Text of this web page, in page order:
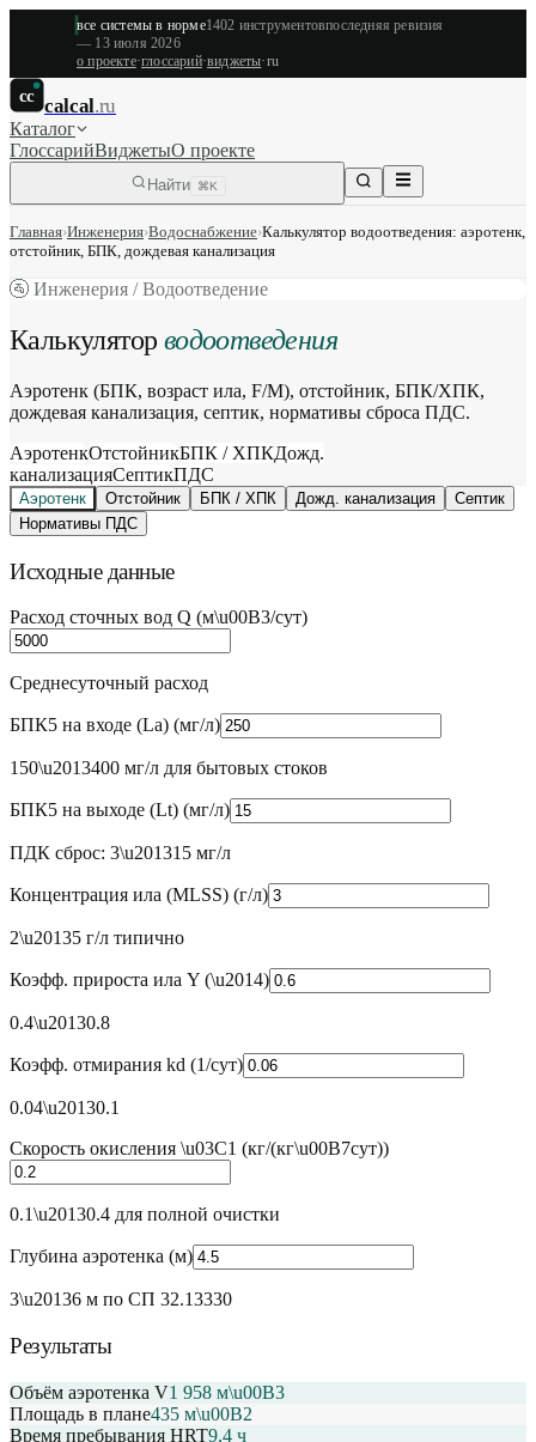
все системы в норме1402 инструментовпоследняя ревизия
— 13 июля 2026
о проекте·глоссарий·виджеты·ru
cc calcal.ru
Каталог
ГлоссарийВиджетыО проекте
Найти ⌘K
Главная›Инженерия›Водоснабжение›Калькулятор водоотведения: аэротенк,
отстойник, БПК, дождевая канализация
🚰 Инженерия / Водоотведение
Калькулятор водоотведения
Аэротенк (БПК, возраст ила, F/M), отстойник, БПК/ХПК,
дождевая канализация, септик, нормативы сброса ПДС.
АэротенкОтстойникБПК / ХПКДожд.
канализацияСептикПДС
Аэротенк Отстойник БПК / ХПК Дожд. канализация
Септик
Нормативы ПДС
Исходные данные
Расход сточных вод Q (м\u00B3/сут)
Среднесуточный расход
БПК5 на входе (La) (мг/л)
150\u2013400 мг/л для бытовых стоков
БПК5 на выходе (Lt) (мг/л)
ПДК сброс: 3\u201315 мг/л
Концентрация ила (MLSS) (г/л)
2\u20135 г/л типично
Коэфф. прироста ила Y (\u2014)
0.4\u20130.8
Коэфф. отмирания kd (1/сут)
0.04\u20130.1
Скорость окисления \u03C1 (кг/(кг\u00B7сут))
0.1\u20130.4 для полной очистки
Глубина аэротенка (м)
3\u20136 м по СП 32.13330
Результаты
Объём аэротенка V1 958 м\u00B3
Площадь в плане435 м\u00B2
Время пребывания HRT9,4 ч